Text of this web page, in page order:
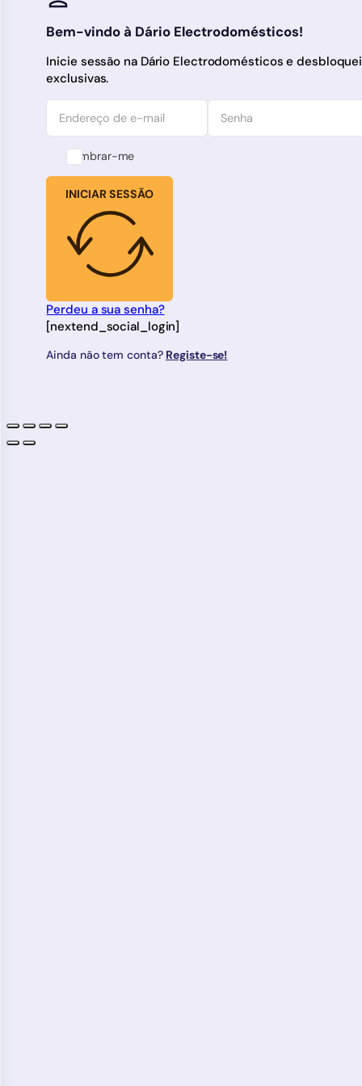
Bem-vindo à Dário Electrodomésticos!
Inicie sessão na Dário Electrodomésticos e
exclusivas.
Lembrar-me
INICIAR SESSÃO
Perdeu a sua senha?
[nextend_social_login]
Ainda não tem conta? Registe-se!